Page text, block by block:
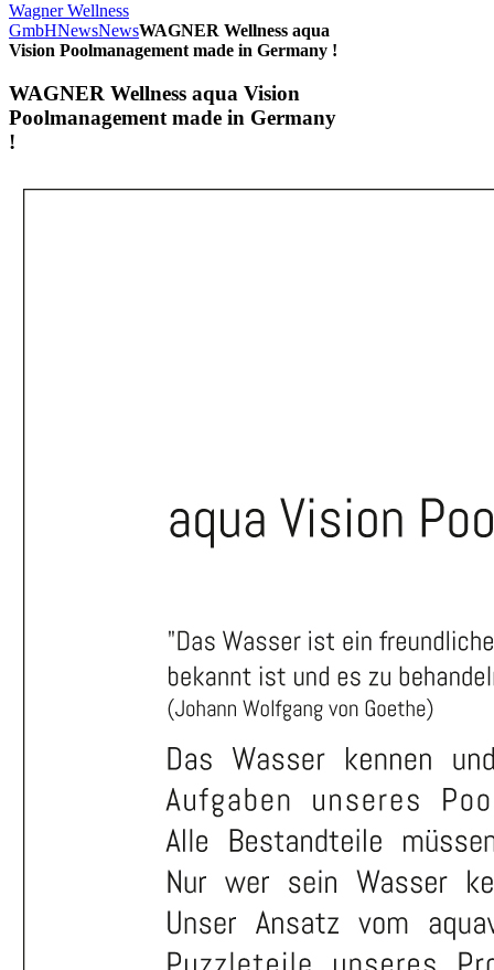
Wagner Wellness
GmbHNewsNewsWAGNER Wellness aqua
Vision Poolmanagement made in Germany !
WAGNER Wellness aqua Vision
Poolmanagement made in Germany
!